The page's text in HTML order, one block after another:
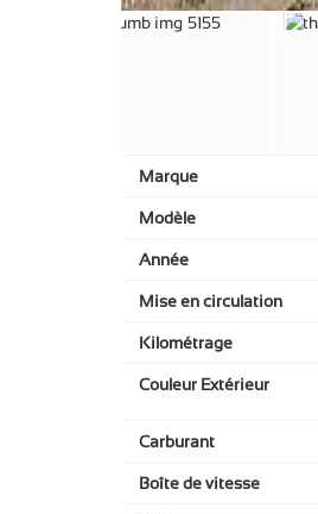
Marque
Modèle
Année
Mise en circulation
Kilométrage
Couleur Extérieur
Carburant
Boîte de vitesse